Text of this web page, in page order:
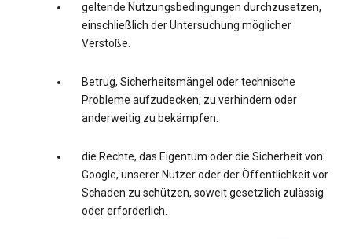
geltende Nutzungsbedingungen durchzusetzen,
einschließlich der Untersuchung möglicher
Verstöße.
Betrug, Sicherheitsmängel oder technische
Probleme aufzudecken, zu verhindern oder
anderweitig zu bekämpfen.
die Rechte, das Eigentum oder die Sicherheit von
Google, unserer Nutzer oder der Öffentlichkeit vor
Schaden zu schützen, soweit gesetzlich zulässig
oder erforderlich.